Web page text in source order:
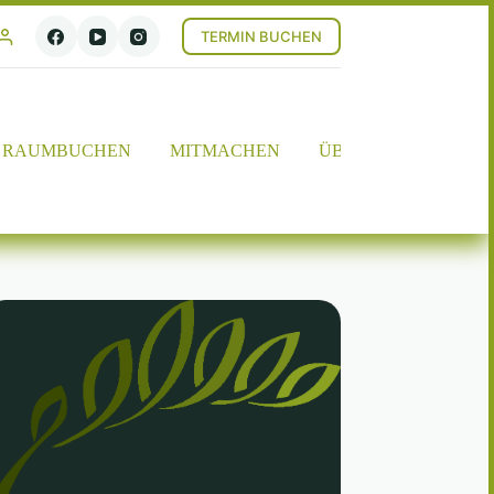
TERMIN BUCHEN
RAUMBUCHEN MITMACHEN ÜBER UNS